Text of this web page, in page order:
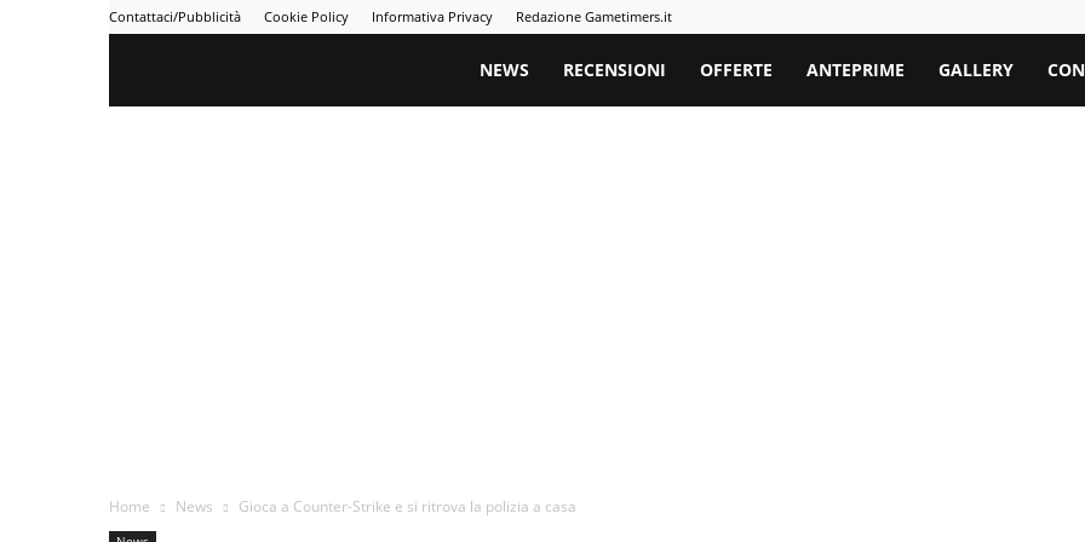
Contattaci/Pubblicità Cookie Policy Informativa Privacy Redazione Gametimers.it
Gametimers
NEWS RECENSIONI OFFERTE ANTEPRIME GALLERY
Home News Gioca a Counter-Strike e si ritrova la polizia a casa